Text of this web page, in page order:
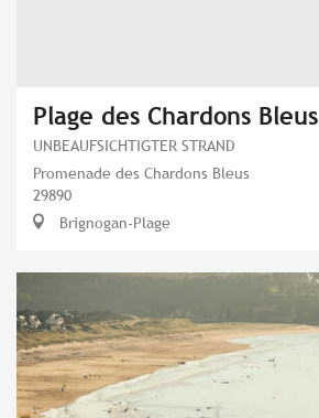
Plage des Chardons Bleus
UNBEAUFSICHTIGTER STRAND
Promenade des Chardons Bleus
29890
Brignogan-Plage